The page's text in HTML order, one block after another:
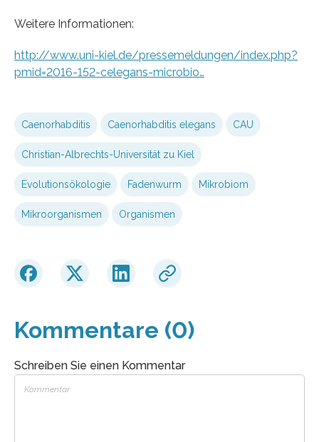
Weitere Informationen:
http://www.uni-kiel.de/pressemeldungen/index.php?
pmid=2016-152-celegans-microbio…
Caenorhabditis Caenorhabditis elegans CAU
Christian-Albrechts-Universität zu Kiel
Evolutionsökologie Fadenwurm Mikrobiom
Mikroorganismen Organismen
Kommentare (0)
Schreiben Sie einen Kommentar